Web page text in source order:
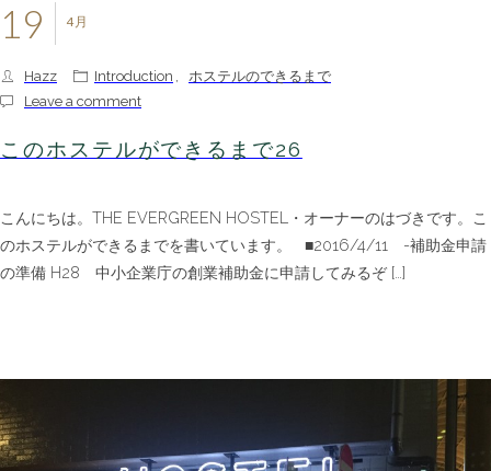
4月
19
Hazz Introduction ,
ホステルのできるまで
Leave a comment
このホステルができるまで26
こんにちは。THE EVERGREEN HOSTEL・オーナーのはづきです。こ
のホステルができるまでを書いています。 ■2016/4/11 -補助金申請
の準備 H28 中小企業庁の創業補助金に申請してみるぞ […]